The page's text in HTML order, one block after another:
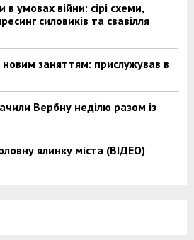
в умовах війни: сірі схеми,
силовиків та свавілля
заняттям: прислужував в
Вербну неділю разом із
ялинку міста (ВІДЕО)